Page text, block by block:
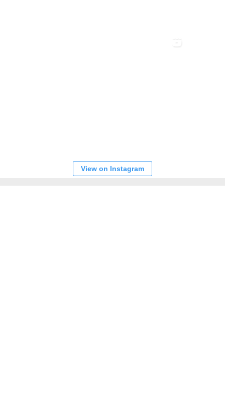
View on Instagram